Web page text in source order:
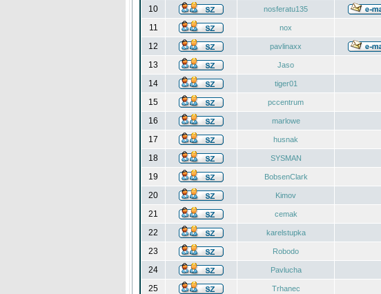
10
nosferatu135
11
nox
12
pavlinaxx
13
Jaso
14
tiger01
15
pccentrum
16
marlowe
17
husnak
18
SYSMAN
19
BobsenClark
20
Kimov
21
cemak
22
karelstupka
23
Robodo
24
Pavlucha
25
Trhanec